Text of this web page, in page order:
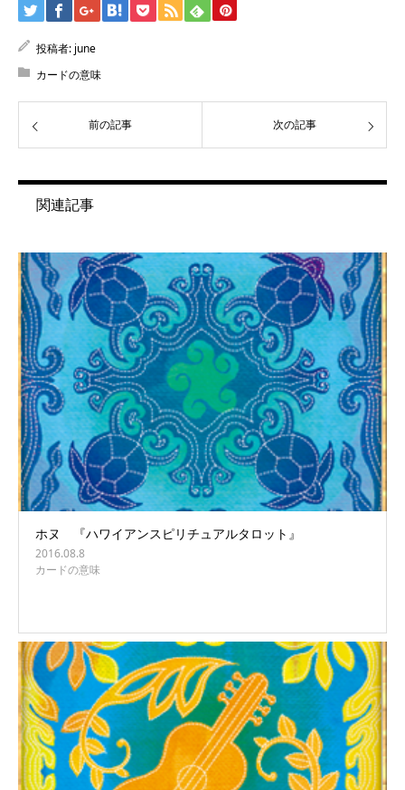
投稿者: june
カードの意味
前の記事 次の記事
関連記事
ホヌ 『ハワイアンスピリチュアルタロット』
2016.08.8
カードの意味